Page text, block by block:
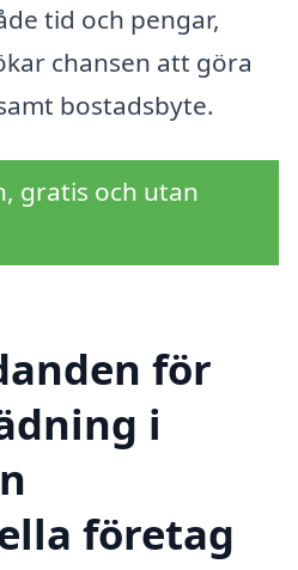
tid och pengar,
chansen att göra
bostadsbyte.
gratis och utan
för
i
företag